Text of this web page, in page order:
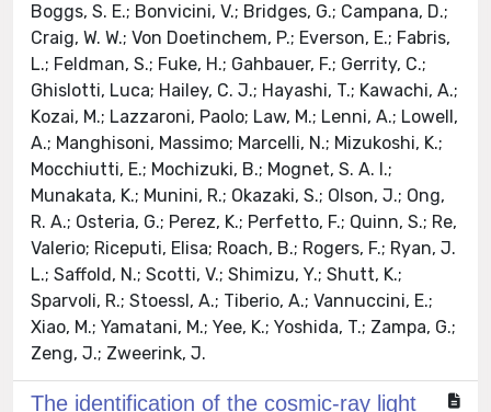
Boggs, S. E.; Bonvicini, V.; Bridges, G.; Campana, D.;
Craig, W. W.; Von Doetinchem, P.; Everson, E.; Fabris,
L.; Feldman, S.; Fuke, H.; Gahbauer, F.; Gerrity, C.;
Ghislotti, Luca; Hailey, C. J.; Hayashi, T.; Kawachi, A.;
Kozai, M.; Lazzaroni, Paolo; Law, M.; Lenni, A.; Lowell,
A.; Manghisoni, Massimo; Marcelli, N.; Mizukoshi, K.;
Mocchiutti, E.; Mochizuki, B.; Mognet, S. A. I.;
Munakata, K.; Munini, R.; Okazaki, S.; Olson, J.; Ong,
R. A.; Osteria, G.; Perez, K.; Perfetto, F.; Quinn, S.; Re,
Valerio; Riceputi, Elisa; Roach, B.; Rogers, F.; Ryan, J.
L.; Saffold, N.; Scotti, V.; Shimizu, Y.; Shutt, K.;
Sparvoli, R.; Stoessl, A.; Tiberio, A.; Vannuccini, E.;
Xiao, M.; Yamatani, M.; Yee, K.; Yoshida, T.; Zampa, G.;
Zeng, J.; Zweerink, J.
The identification of the cosmic-ray light